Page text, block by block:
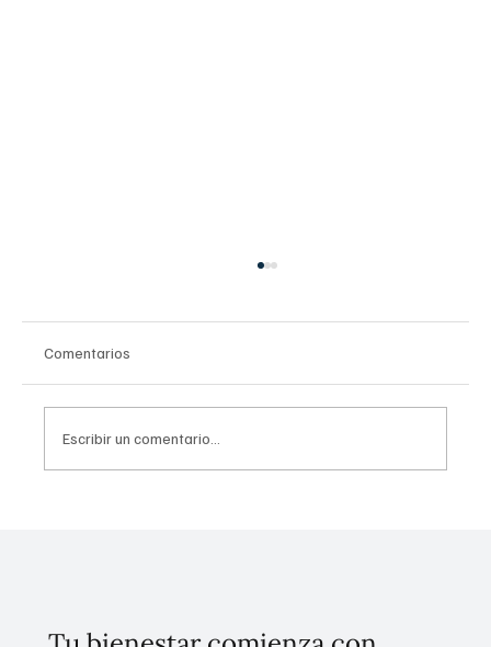
Comentarios
Escribir un comentario...